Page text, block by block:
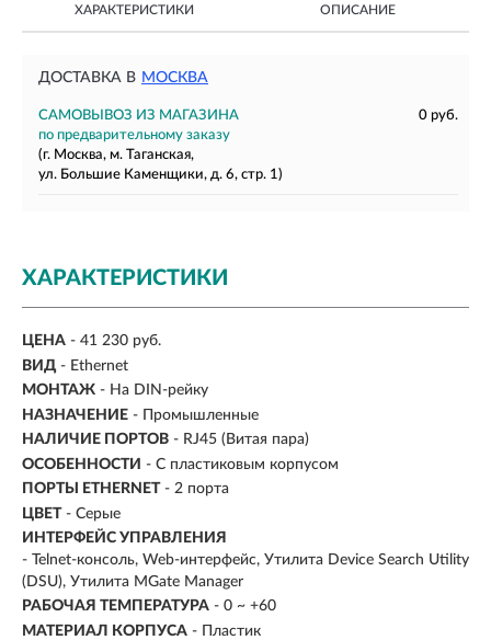
ХАРАКТЕРИСТИКИ ОПИСАНИЕ
ДОСТАВКА В МОСКВА
САМОВЫВОЗ ИЗ МАГАЗИНА
0 руб.
по предварительному заказу
(г. Москва, м. Таганская,
ул. Большие Каменщики, д. 6, стр. 1)
ХАРАКТЕРИСТИКИ
ЦЕНА - 41 230 руб.
ВИД - Ethernet
МОНТАЖ - На DIN-рейку
НАЗНАЧЕНИЕ - Промышленные
НАЛИЧИЕ ПОРТОВ - RJ45 (Витая пара)
ОСОБЕННОСТИ - С пластиковым корпусом
ПОРТЫ ETHERNET - 2 порта
ЦВЕТ - Серые
ИНТЕРФЕЙС УПРАВЛЕНИЯ
- Telnet-консоль, Web-интерфейс, Утилита Device Search Utility
(DSU), Утилита MGate Manager
РАБОЧАЯ ТЕМПЕРАТУРА - 0 ~ +60
МАТЕРИАЛ КОРПУСА - Пластик